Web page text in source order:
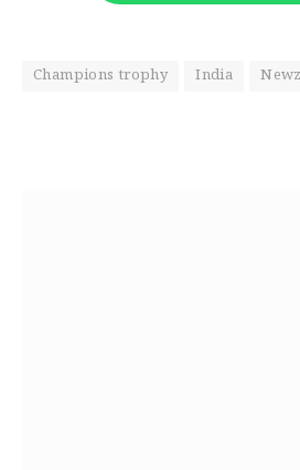
Champions trophy India